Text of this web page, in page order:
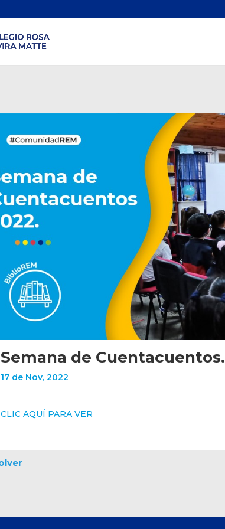
Semana de Cuentacuentos.
17 de Nov, 2022
CLIC AQUÍ PARA VER